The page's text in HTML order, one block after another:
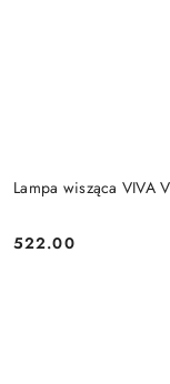
Lampa wisząca VIVA
Cena:
522.00